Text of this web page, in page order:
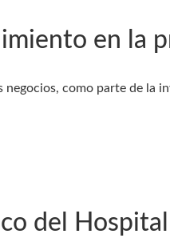
en la
como parte de la
del